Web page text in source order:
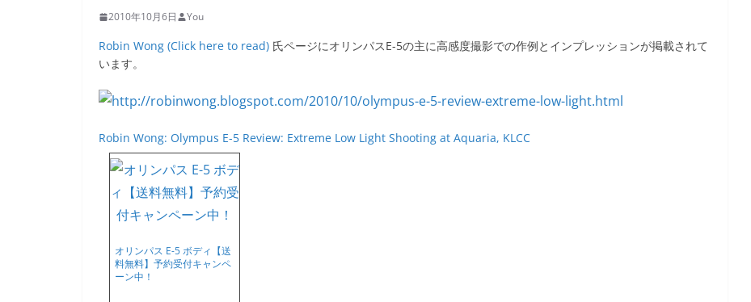
2010年10月6日 You
Robin Wong (Click here to read) 氏ページにオリンパスE-5の主に高感度撮影での作例とインプレッションが掲載されて
います。
Robin Wong: Olympus E-5 Review: Extreme Low Light Shooting at Aquaria, KLCC
オリンパス E-5 ボディ【送
料無料】予約受付キャンペ
ーン中！